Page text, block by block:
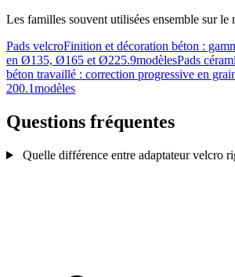
Les familles souvent utilisées ensemble sur le
Pads velcroFinition et décoration béton :
en Ø135, Ø165 et Ø225.9modèlesPads
béton travaillé : correction progressive en
200.1modèles
Questions fréquentes
Quelle différence entre adaptateur velcro